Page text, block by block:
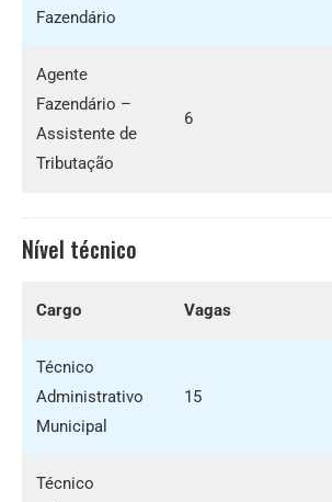
Fazendário
Agente
Fazendário –
Assistente de
Tributação
6
Nível técnico
Cargo Vagas
Técnico
Administrativo
Municipal
15
Técnico